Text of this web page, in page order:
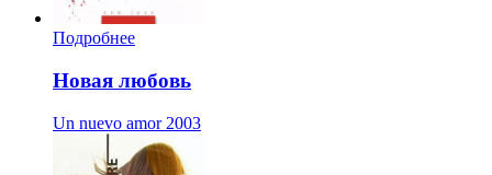
Подробнее
Новая любовь
Un nuevo amor 2003